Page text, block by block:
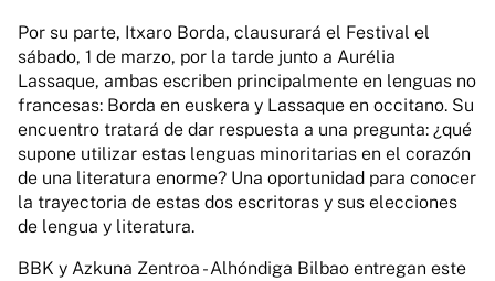
Por su parte, Itxaro Borda, clausurará el Festival el
sábado, 1 de marzo, por la tarde junto a Aurélia
Lassaque, ambas escriben principalmente en lenguas no
francesas: Borda en euskera y Lassaque en occitano. Su
encuentro tratará de dar respuesta a una pregunta: ¿qué
supone utilizar estas lenguas minoritarias en el corazón
de una literatura enorme? Una oportunidad para conocer
la trayectoria de estas dos escritoras y sus elecciones
de lengua y literatura.
BBK y Azkuna Zentroa - Alhóndiga Bilbao entregan este